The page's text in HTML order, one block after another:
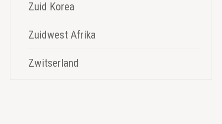
Zuid Korea
Zuidwest Afrika
Zwitserland